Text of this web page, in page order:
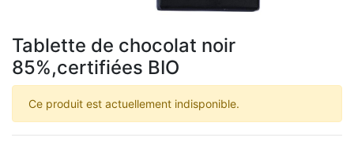
Tablette de chocolat noir
85%,certifiées BIO
Ce produit est actuellement indisponible.